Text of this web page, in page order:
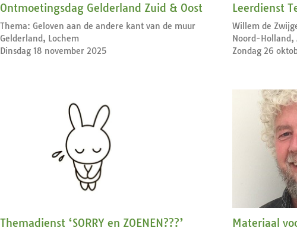
Ontmoetingsdag Gelderland Zuid & Oost
Thema: Geloven aan de andere kant van de muur
Gelderland, Lochem
Dinsdag 18 november 2025
Leerdienst
Willem de
Noord-Holland,
Zondag 26
Themadienst ‘SORRY en ZOENEN???’ Materiaal